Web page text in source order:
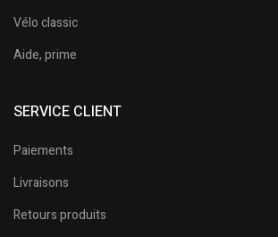
Vélo classic
Aide, prime
SERVICE CLIENT
Paiements
Livraisons
Retours produits